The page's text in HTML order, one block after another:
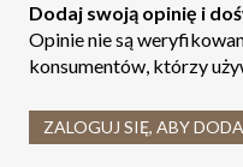
Dodaj swoją opinię i
Opinie nie są
konsumentów, którzy
ZALOGUJ SIĘ, ABY